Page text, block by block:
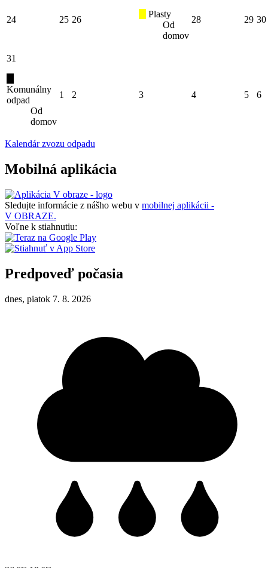
24 25 26
Plasty
Od
domov
28 29 30
31
Komunálny
odpad
Od
domov
1 2 3 4 5 6
Kalendár zvozu odpadu
Mobilná aplikácia
Sledujte informácie z nášho webu v mobilnej aplikácii -
V OBRAZE.
Voľne k stiahnutiu:
Predpoveď počasia
dnes, piatok 7. 8. 2026